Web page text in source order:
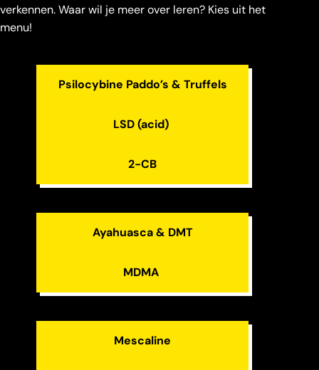
verkennen. Waar wil je meer over leren? Kies uit het
menu!
Psilocybine Paddo’s & Truffels
LSD (acid)
2-CB
Ayahuasca & DMT
MDMA
Mescaline